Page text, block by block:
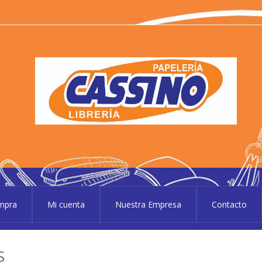
Mi cuenta Nuestra Empresa Contacto